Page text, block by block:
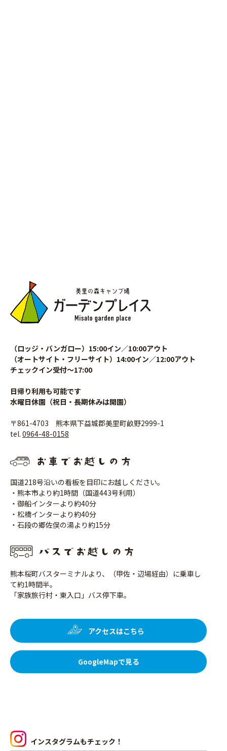
（ロッジ・バンガロー）15:00イン／10:00アウト
（オートサイト・フリーサイト）14:00イン／12:00アウト
チェックイン受付〜17:00
日帰り利用も可能です
水曜日休園（祝日・長期休みは開園）
〒861-4703 熊本県下益城郡美里町畝野2999-1
tel. 0964-48-0158
国道218号沿いの看板を目印にお越しください。
・熊本市より約1時間（国道443号利用）
・御船インターより約40分
・松橋インターより約40分
・石段の郷佐俣の湯より約15分
熊本桜町バスターミナルより、（甲佐・辺場経由）に乗車し
て約1時間半。
「家族旅行村・東入口」バス停下車。
アクセスはこちら
GoogleMapで見る
インスタグラムもチェック！